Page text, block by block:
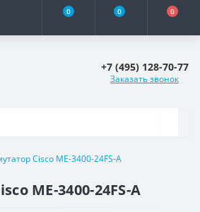
0 0 0
+7 (495) 128-70-77
Заказать звонок
Cisco ME-3400-24FS-A
ME-3400-24FS-A